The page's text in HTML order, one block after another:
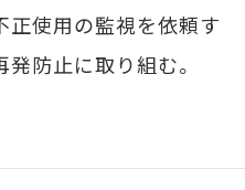
正使用の監視を依頼す
防止に取り組む。